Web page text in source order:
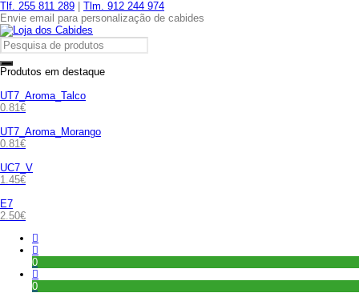
Tlf. 255 811 289
Tlm. 912 244 974
Envie email para personalização de cabides
Produtos em destaque
UT7_Aroma_Talco
0.81€
UT7_Aroma_Morango
0.81€
UC7_V
1.45€
E7
2.50€
0
0